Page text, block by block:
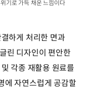
기로 가득 채운 느낌이다
하게 처리한 면과
린 디자인이 편안한
각종 재활용 원료를
에 자연스럽게 공감할